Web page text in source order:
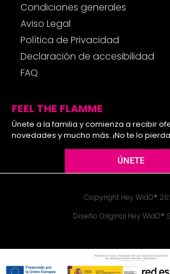
Condiciones generales
Aviso Legal
Política de Privacidad
Declaración de accesibilidad
FAQ
FEEL THE FLAMME
Únete a la familia y comienza a recibir
novedades y mucho más. ¡No te lo
ÚNETE
Copyright Hey WidO®
Diseño Original Hey WidO®